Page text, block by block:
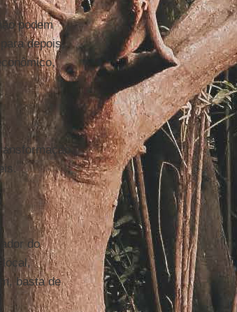
podem
depois,
do
local,
basta de